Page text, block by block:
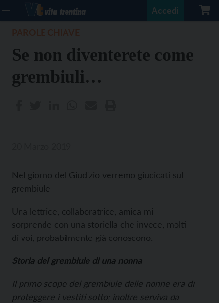
Accedi
Se non diventerete come
grembiuli…
Nel giorno del Giudizio verremo giudicati sul
grembiule
Una lettrice, collaboratrice, amica mi
sorprende con una storiella che invece, molti
di voi, probabilmente già conoscono.
Storia del grembiule di una nonna
Il primo scopo del grembiule delle nonne era di
proteggere i vestiti sotto; inoltre serviva da